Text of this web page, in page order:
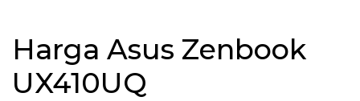
Harga Asus Zenbook
UX410UQ